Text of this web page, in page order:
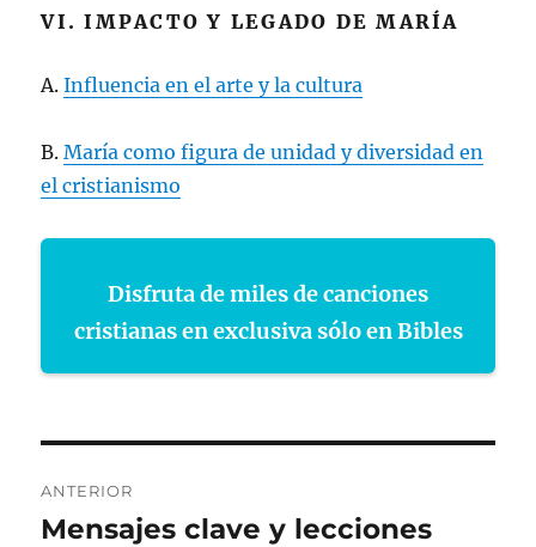
VI. IMPACTO Y LEGADO DE MARÍA
A.Influencia en el arte y la cultura
B.María como figura de unidad y diversidad en
el cristianismo
Disfruta de miles de canciones
cristianas en exclusiva sólo en Bibles
de
ANTERIOR
Entrada
Mensajes clave y lecciones